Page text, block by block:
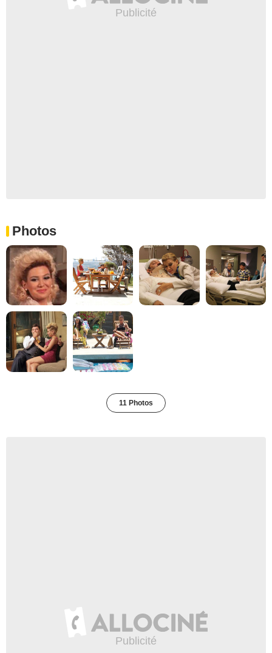
Photos
11 Photos